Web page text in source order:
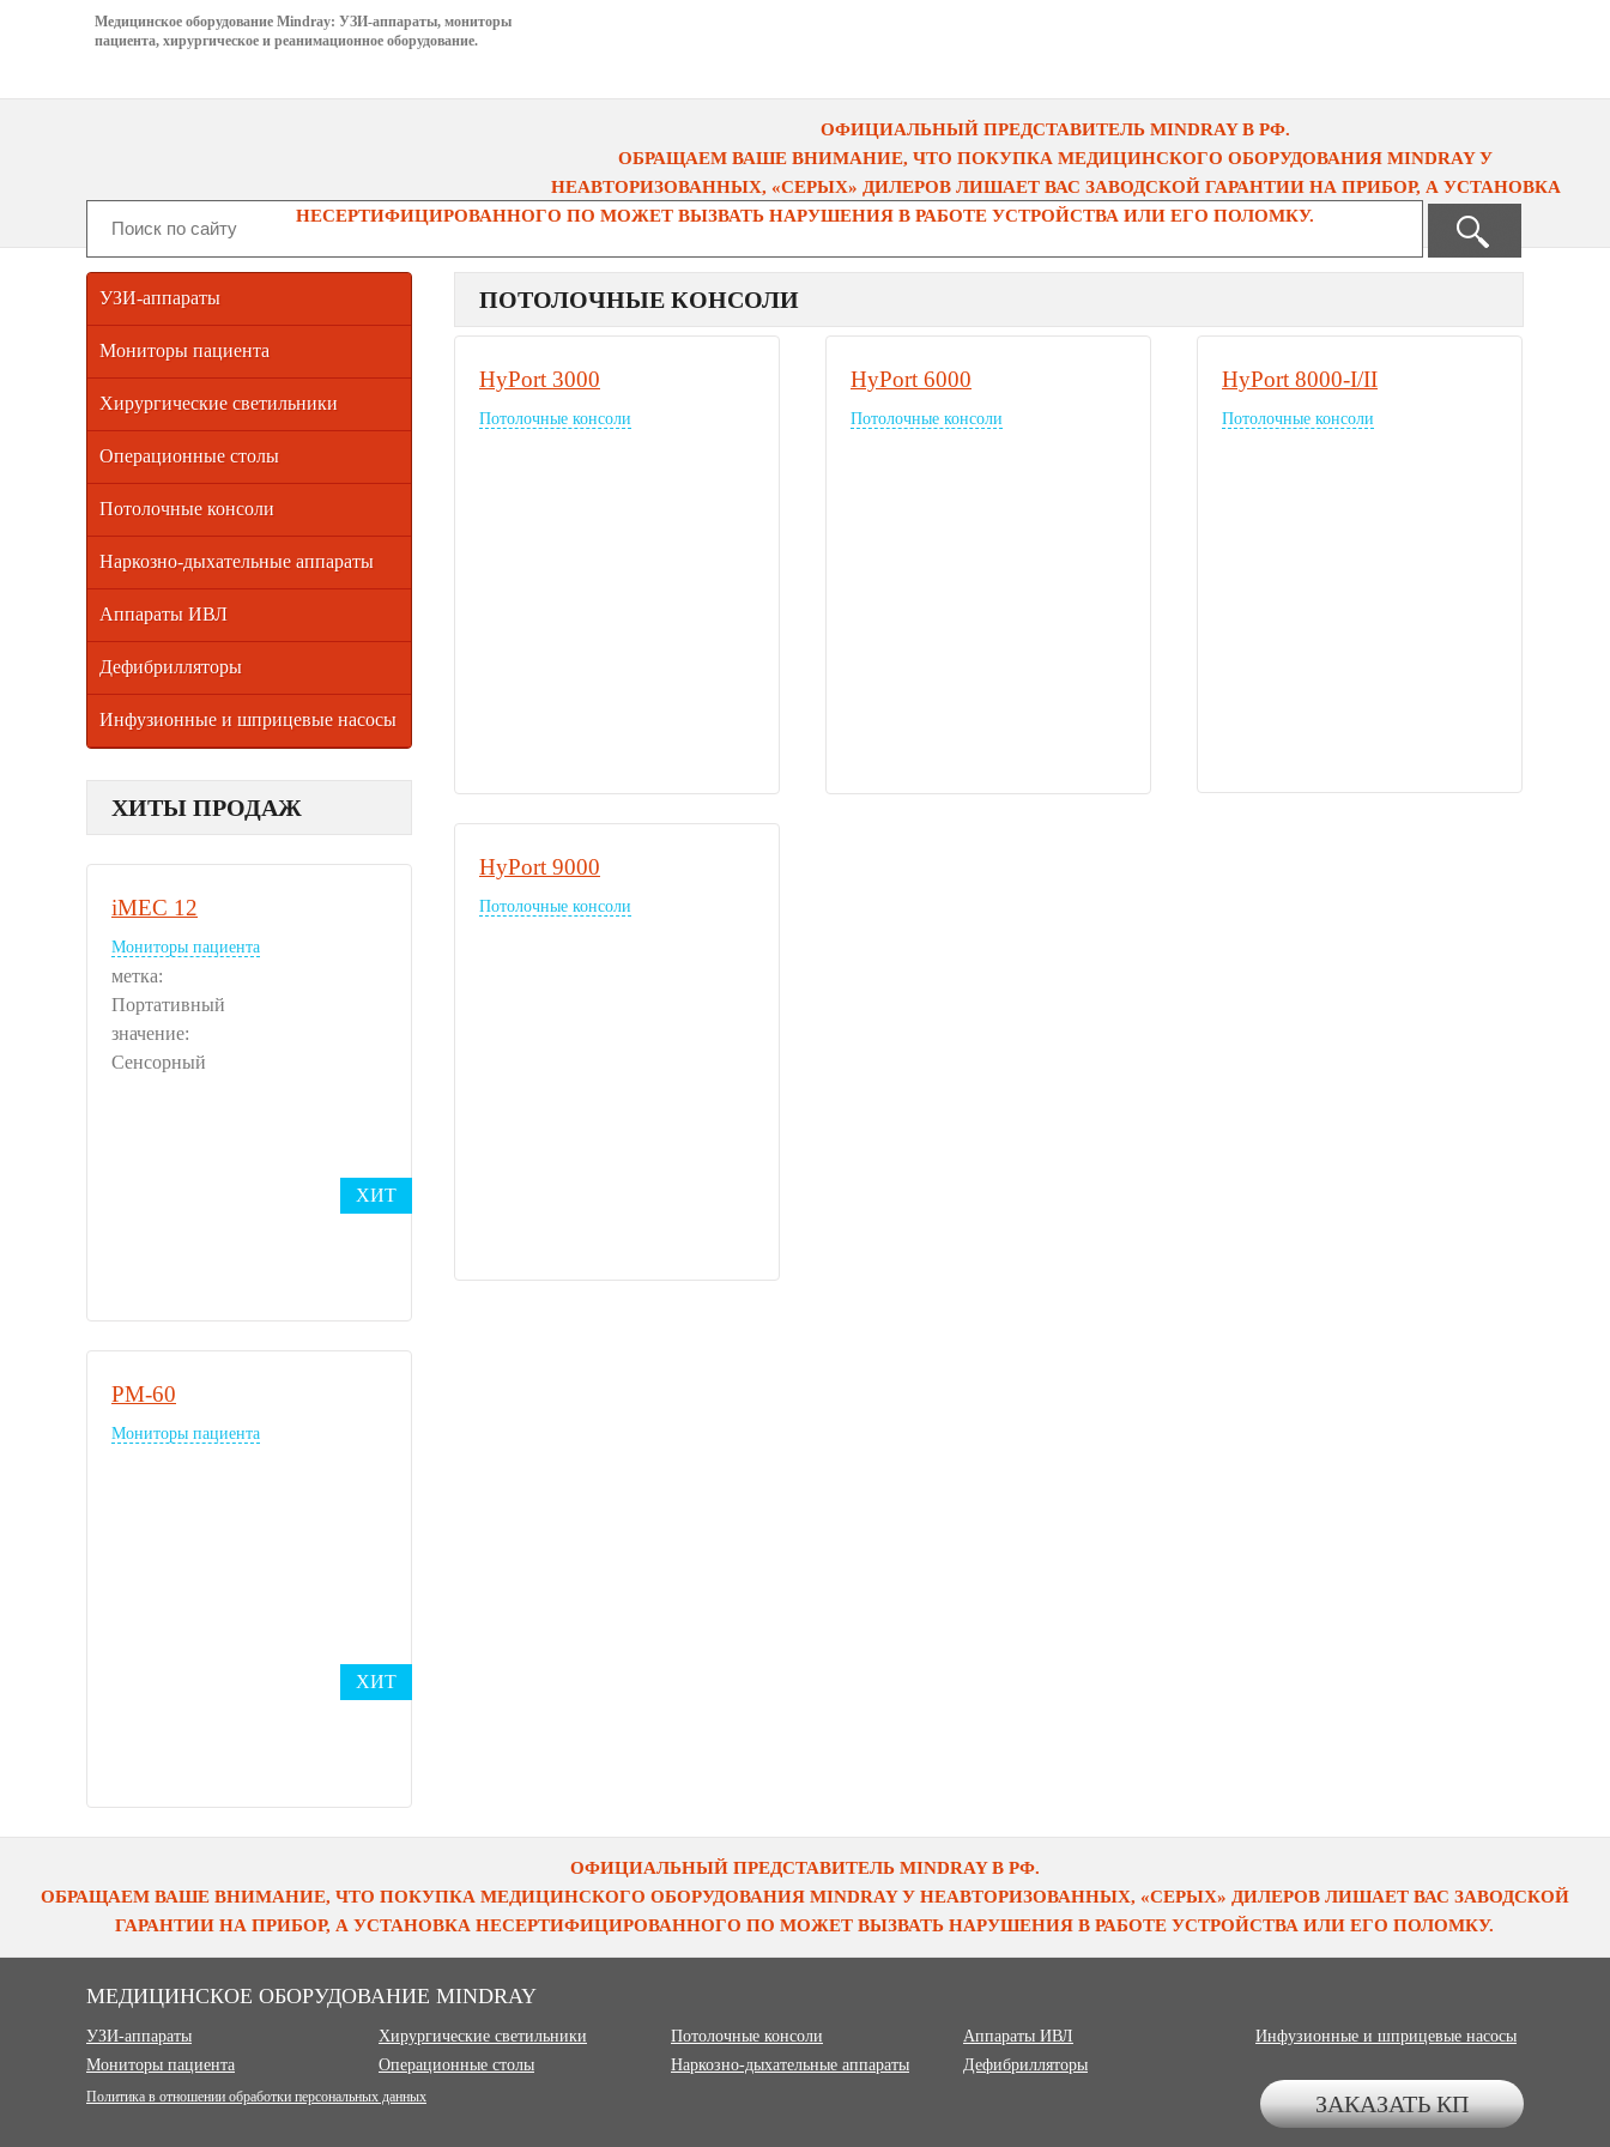
Медицинское оборудование Mindray: УЗИ-аппараты, мониторы
пациента, хирургическое и реанимационное оборудование.
ОФИЦИАЛЬНЫЙ ПРЕДСТАВИТЕЛЬ MINDRAY В РФ.
ОБРАЩАЕМ ВАШЕ ВНИМАНИЕ, ЧТО ПОКУПКА МЕДИЦИНСКОГО ОБОРУДОВАНИЯ MINDRAY У
НЕАВТОРИЗОВАННЫХ, «СЕРЫХ» ДИЛЕРОВ ЛИШАЕТ ВАС ЗАВОДСКОЙ ГАРАНТИИ НА ПРИБОР, А УСТАНОВКА
НЕСЕРТИФИЦИРОВАННОГО ПО МОЖЕТ ВЫЗВАТЬ НАРУШЕНИЯ В РАБОТЕ УСТРОЙСТВА ИЛИ ЕГО ПОЛОМКУ.
УЗИ-аппараты
Мониторы пациента
Хирургические светильники
Операционные столы
Потолочные консоли
Наркозно-дыхательные аппараты
Аппараты ИВЛ
Дефибрилляторы
Инфузионные и шприцевые насосы
ХИТЫ ПРОДАЖ
iMEC 12
ХИТ
Мониторы пациента
метка:
Портативный
значение:
Сенсорный
PM-60
ХИТ
Мониторы пациента
ПОТОЛОЧНЫЕ КОНСОЛИ
HyPort 3000
Потолочные консоли
HyPort 6000
Потолочные консоли
HyPort 8000-I/II
Потолочные консоли
HyPort 9000
Потолочные консоли
ОФИЦИАЛЬНЫЙ ПРЕДСТАВИТЕЛЬ MINDRAY В РФ.
ОБРАЩАЕМ ВАШЕ ВНИМАНИЕ, ЧТО ПОКУПКА МЕДИЦИНСКОГО ОБОРУДОВАНИЯ MINDRAY У НЕАВТОРИЗОВАННЫХ, «СЕРЫХ» ДИЛЕРОВ ЛИШАЕТ ВАС ЗАВОДСКОЙ
ГАРАНТИИ НА ПРИБОР, А УСТАНОВКА НЕСЕРТИФИЦИРОВАННОГО ПО МОЖЕТ ВЫЗВАТЬ НАРУШЕНИЯ В РАБОТЕ УСТРОЙСТВА ИЛИ ЕГО ПОЛОМКУ.
МЕДИЦИНСКОЕ ОБОРУДОВАНИЕ MINDRAY
УЗИ-аппараты
Мониторы пациента
Хирургические светильники
Операционные столы
Потолочные консоли
Наркозно-дыхательные аппараты
Аппараты ИВЛ
Дефибрилляторы
Инфузионные и шприцевые насосы
Политика в отношении обработки персональных данных ЗАКАЗАТЬ КП